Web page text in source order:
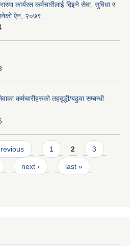
कार्यरत कर्मचारीलाई दिइने सेवा, सुविधा र
बनेको ऐन, २०७९ ‍.
कर्मचारीहरुको तहवृद्धी/बढुवा सम्बन्धी
1 2 3
next › last »